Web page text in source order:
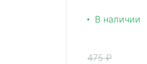
В наличии
475 ₽